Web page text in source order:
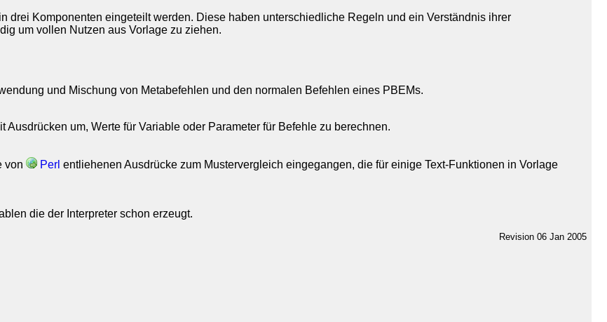
drei Komponenten eingeteilt werden. Diese haben unterschiedliche Regeln und ein Verständnis ihrer
um vollen Nutzen aus Vorlage zu ziehen.
und Mischung von Metabefehlen und den normalen Befehlen eines PBEMs.
Ausdrücken um, Werte für Variable oder Parameter für Befehle zu berechnen.
von
Perl entliehenen Ausdrücke zum Mustervergleich eingegangen, die für einige Text-Funktionen in Vorlage
die der Interpreter schon erzeugt.
Revision 06 Jan 2005